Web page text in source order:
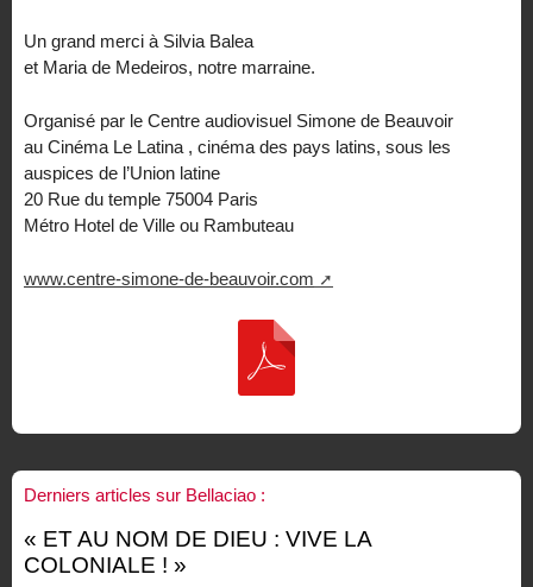
Un grand merci à Silvia Balea
et Maria de Medeiros, notre marraine.
Organisé par le Centre audiovisuel Simone de Beauvoir
au Cinéma Le Latina , cinéma des pays latins, sous les
auspices de l’Union latine
20 Rue du temple 75004 Paris
Métro Hotel de Ville ou Rambuteau
www.centre-simone-de-beauvoir.com
Derniers articles sur Bellaciao :
« ET AU NOM DE DIEU : VIVE LA
COLONIALE ! »